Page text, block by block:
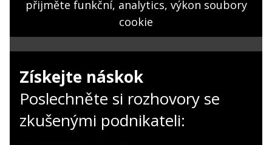
přijměte funkční, analytics, výkon soubory
cookie
Získejte náskok
Poslechněte si rozhovory se
zkušenými podnikateli: